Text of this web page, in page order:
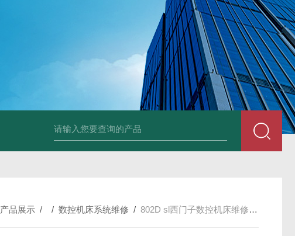
TPOP 050 FlexboxTetra Brik利乐工控机维修
产品展示 / /数控机床系统维修 /802D sl西门子数控机床维修广州西门子840D数控系统维修厂家开机黑屏